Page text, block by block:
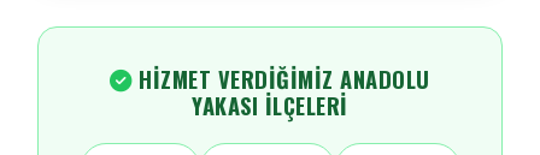
HIZMET VERDIĞIMIZ ANADOLU
YAKASI İLÇELERI